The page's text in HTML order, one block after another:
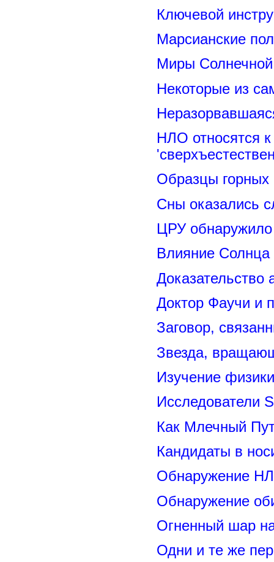
Ключевой
Марсианские
Миры
Некоторые из
НЛО относятся к
Образцы горных
Сны оказались
ЦРУ обнаружило
Влияние
Доказательство
Доктор Фаучи и
Заговор,
Звезда,
Изучение
Исследователи
Как Млечный
Кандидаты в
Обнаружение
Обнаружение
Огненный шар
Одни и те же